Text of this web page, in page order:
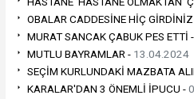
OBALAR CADDESİNE HİÇ
MURAT SANCAK ÇABUK PES ETTİ -
MUTLU BAYRAMLAR - 13.04.2024
SEÇİM KURLUNDAKİ MAZBATA
KARALAR'DAN 3 ÖNEMLİ İPUCU -